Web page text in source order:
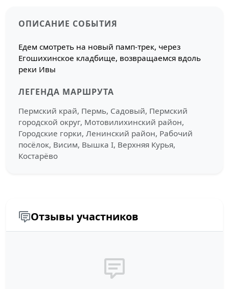
ОПИСАНИЕ СОБЫТИЯ
Едем смотреть на новый памп-трек, через
Егошихинское кладбище, возвращаемся вдоль
реки Ивы
ЛЕГЕНДА МАРШРУТА
Пермский край, Пермь, Садовый, Пермский
городской округ, Мотовилихинский район,
Городские горки, Ленинский район, Рабочий
посёлок, Висим, Вышка I, Верхняя Курья,
Костарёво
Отзывы участников